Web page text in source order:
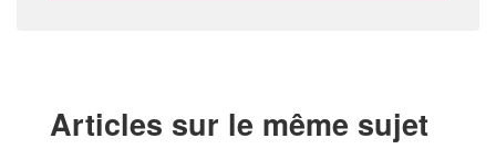
Articles sur le même sujet